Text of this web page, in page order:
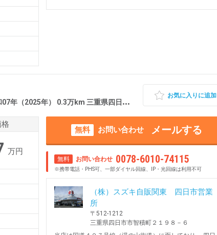
年（2025年） 0.3万km 三重県四日市市
お気に入りに追加
万円
無料 お問い合わせ メールする
無料 お問い合わせ 0078-6010-74115
※携帯電話・PHS可、一部ダイヤル回線、IP・光回線は利用不可
（株）スズキ自販関東 四日市営業
所
〒512-1212
三重県四日市市智積町２１９８－６